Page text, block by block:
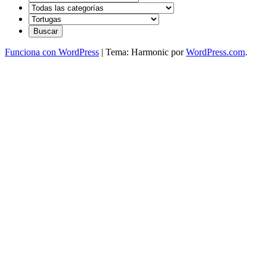
Funciona con WordPress | Tema: Harmonic porWordPress.com.